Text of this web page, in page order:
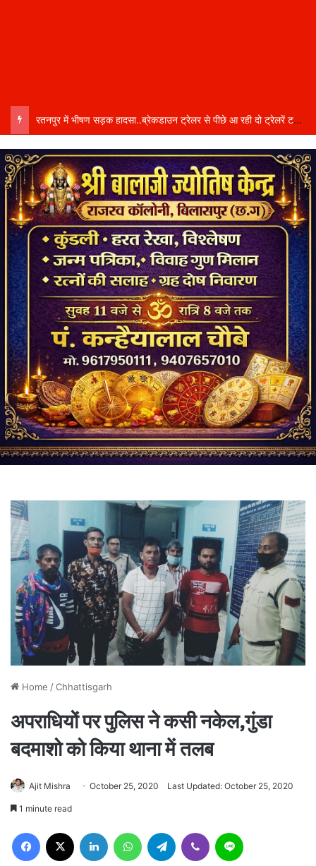
रतनपुर में भीषण सड़क हादसा..ब्रेकडाउन ट्रेलर से पीछे आ रही दो ट्रेलरें टकराईं….. चालक कैबिन में फंसा….. गंभीर हालत में अस्पताल रेफर…..
Home /Chhattisgarh
अपराधियों पर पुलिस ने कसी नकेल,गुंडा
बदमाशो को किया थाना में तलब
Ajit Mishra October 25, 2020 Last Updated: October 25, 2020
1 minute read
Facebook LinkedIn WhatsAppTelegram Viber